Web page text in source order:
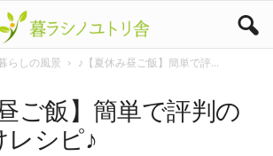
らしの風景 ♪【夏休み昼ご飯】簡単で評...
ご飯】簡単で評判の
レシピ♪